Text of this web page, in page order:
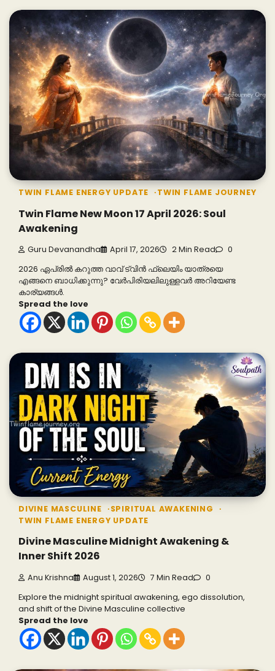
TWIN FLAME ENERGY UPDATE TWIN FLAME JOURNEY
Twin Flame New Moon 17 April 2026: Soul
Awakening
Guru Devanandha April 17, 2026 2 Min Read 0
2026 ഏപ്രിൽ കറുത്ത വാവ് ട്വിൻ ഫ്ലെയിം യാത്രയെ
എങ്ങനെ ബാധിക്കുന്നു? വേർപിരിയലിലുള്ളവർ അറിയേണ്ട
കാര്യങ്ങൾ.
Spread the love
DIVINE MASCULINE
SPIRITUAL AWAKENING
TWIN FLAME ENERGY UPDATE
Divine Masculine Midnight Awakening &
Inner Shift 2026
Anu Krishna August 1, 2026 7 Min Read 0
Explore the midnight spiritual awakening, ego dissolution,
and shift of the Divine Masculine collective
Spread the love